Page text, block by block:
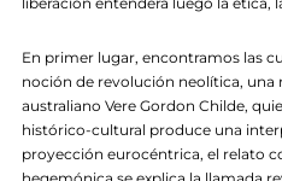
En primer lugar, encontramos las
noción de revolución neolítica, una
australiano Vere Gordon Childe,
histórico-cultural produce una
proyección eurocéntrica, el relato